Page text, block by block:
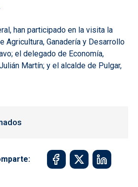
han participado en la visita la
Agricultura, Ganadería y Desarrollo
el delegado de Economía,
Martín; y el alcalde de Pulgar,